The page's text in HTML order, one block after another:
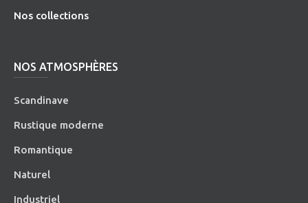
Nos collections
NOS ATMOSPHÈRES
Scandinave
Rustique moderne
Romantique
Naturel
Industriel